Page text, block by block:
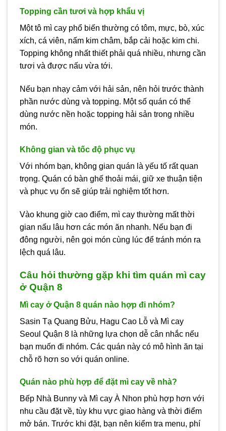
Topping cần tươi và hợp khẩu vị
Một tô mì cay phổ biến thường có tôm, mực, bò, xúc
xích, cá viên, nấm kim châm, bắp cải hoặc kim chi.
Topping không nhất thiết phải quá nhiều, nhưng cần
tươi và được nấu vừa tới.
Nếu bạn nhạy cảm với hải sản, nên hỏi trước thành
phần nước dùng và topping. Một số quán có thể
dùng nước nền hoặc topping hải sản trong nhiều
món.
Không gian và tốc độ phục vụ
Với nhóm bạn, không gian quán là yếu tố rất quan
trọng. Quán có bàn ghế thoải mái, giữ xe thuận tiện
và phục vụ ổn sẽ giúp trải nghiệm tốt hơn.
Vào khung giờ cao điểm, mì cay thường mất thời
gian nấu lâu hơn các món ăn nhanh. Nếu bạn đi
đông người, nên gọi món cùng lúc để tránh món ra
lệch quá lâu.
Câu hỏi thường gặp khi tìm quán mì cay
ở Quận 8
Mì cay ở Quận 8 quán nào hợp đi nhóm?
Sasin Tạ Quang Bửu, Hagu Cao Lỗ và Mì cay
Seoul Quận 8 là những lựa chọn dễ cân nhắc nếu
bạn muốn đi nhóm. Các quán này có mô hình ăn tại
chỗ rõ hơn so với quán online.
Quán nào phù hợp để đặt mì cay về nhà?
Bếp Nhà Bunny và Mì cay À Nhon phù hợp hơn với
nhu cầu đặt về, tùy khu vực giao hàng và thời điểm
mở bán. Trước khi đặt, bạn nên kiểm tra menu, phí